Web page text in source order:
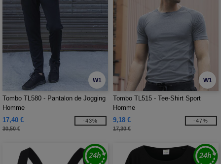
W1
Tombo TL580 - Pantalon de Jogging
Homme
17,40 €
30,50 €
-43%
W1
Tombo TL515 - Tee-Shirt Sport
Homme
9,18 €
17,30 €
-47%